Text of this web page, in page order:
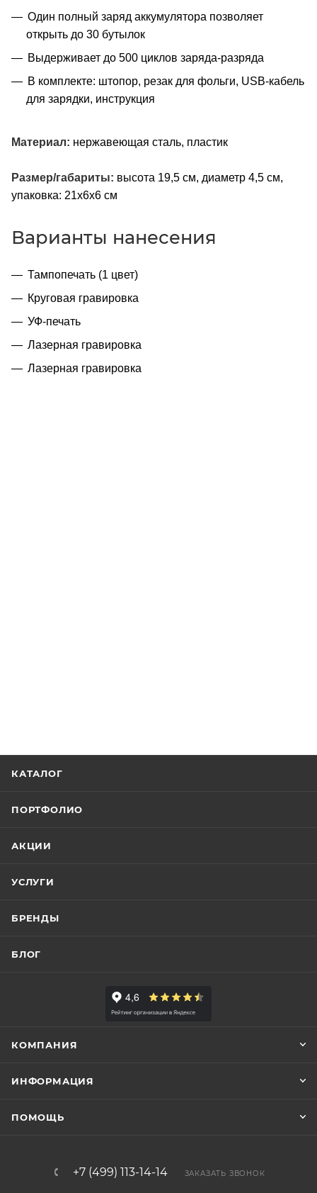
Один полный заряд аккумулятора позволяет
открыть до 30 бутылок
Выдерживает до 500 циклов заряда-разряда
В комплекте: штопор, резак для фольги, USB-кабель
для зарядки, инструкция
Материал: нержавеющая сталь, пластик
Размер/габариты: высота 19,5 см, диаметр 4,5 см,
упаковка: 21х6х6 см
Варианты нанесения
Тампопечать (1 цвет)
Круговая гравировка
УФ-печать
Лазерная гравировка
Лазерная гравировка
КАТАЛОГ
ПОРТФОЛИО
АКЦИИ
УСЛУГИ
БРЕНДЫ
БЛОГ
КОМПАНИЯ
ИНФОРМАЦИЯ
ПОМОЩЬ
+7 (499) 113-14-14 ЗАКАЗАТЬ ЗВОНОК